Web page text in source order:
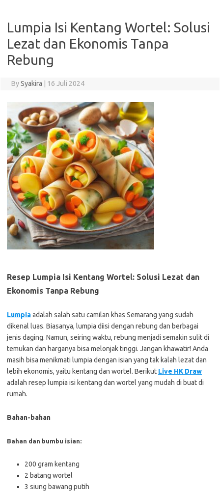
Lumpia Isi Kentang Wortel: Solusi
Lezat dan Ekonomis Tanpa
Rebung
BySyakira 16 Juli 2024
Resep Lumpia Isi Kentang Wortel: Solusi Lezat dan
Ekonomis Tanpa Rebung
Lumpiaadalah salah satu camilan khas Semarang yang sudah
dikenal luas. Biasanya, lumpia diisi dengan rebung dan berbagai
jenis daging. Namun, seiring waktu, rebung menjadi semakin sulit di
temukan dan harganya bisa melonjak tinggi. Jangan khawatir! Anda
masih bisa menikmati lumpia dengan isian yang tak kalah lezat dan
lebih ekonomis, yaitu kentang dan wortel. Berikut Live HK Draw
adalah resep lumpia isi kentang dan wortel yang mudah di buat di
rumah.
Bahan-bahan
Bahan dan bumbu isian:
200 gram kentang
2 batang wortel
3 siung bawang putih